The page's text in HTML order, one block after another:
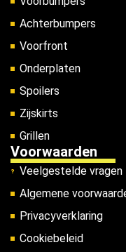
Achterbumpers
Voorfront
Onderplaten
Spoilers
Zijskirts
Grillen
Voorwaarden
Veelgestelde vragen
Algemene
Privacyverklaring
Cookiebeleid